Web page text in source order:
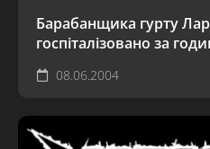
Барабанщика гурту
госпіталізовано за
08.06.2004